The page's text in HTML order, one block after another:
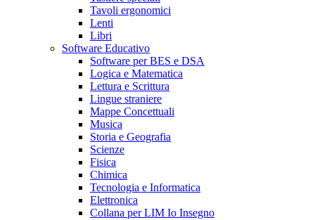
Tavoli ergonomici
Lenti
Libri
Software Educativo
Software per BES e DSA
Logica e Matematica
Lettura e Scrittura
Lingue straniere
Mappe Concettuali
Musica
Storia e Geografia
Scienze
Fisica
Chimica
Tecnologia e Informatica
Elettronica
Collana per LIM Io Insegno